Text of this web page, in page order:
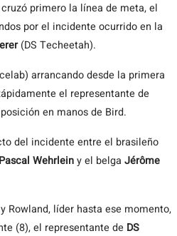
primero la línea de meta, el
por el incidente ocurrido en la
(DS Techeetah).
arrancando desde la primera
el representante de
en manos de Bird.
del incidente entre el brasileño
Pascal Wehrleiny el belga Jérôme
Rowland, líder hasta ese momento,
(8), el representante de DS